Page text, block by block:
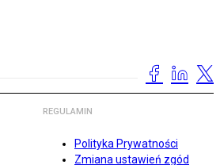
REGULAMIN
Polityka Prywatności
Zmiana ustawień zgód